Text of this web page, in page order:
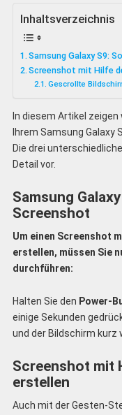
Inhaltsverzeichnis
Samsung Galaxy S9:
Screenshot mit Hilfe
Gescrollte
In diesem Artikel
Ihrem Samsung Galaxy
Die drei
Detail vor.
Samsung
Screenshot
Um einen Screenshot
erstellen, müssen Sie
durchführen:
Halten Sie den Power-
einige Sekunden
und der Bildschirm kurz
Screenshot mit
erstellen
Auch mit der Gesten-